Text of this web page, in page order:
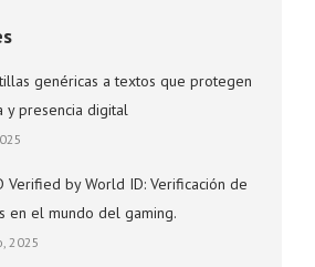
genéricas a textos que protegen
y presencia digital
Verified by World ID: Verificación de
en el mundo del gaming.
2025